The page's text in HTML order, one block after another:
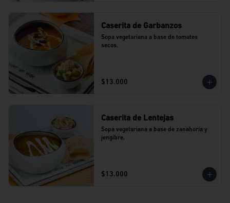
Caserita de Garbanzos
Sopa vegetariana a base de tomates
secos.
$13.000
Caserita de Lentejas
Sopa vegetariana a base de zanahoria y
jengibre.
$13.000